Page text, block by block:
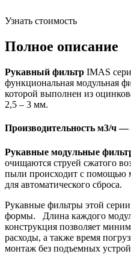
Узнать стоимость
Полное описание
Рукавный фильтр IMAS
функциональная модульная
которой выполнен из
2,5 – 3 мм.
Производительность м3/ч —
Рукавные модульные
очищаются струей сжатого
пыли происходит с помощью
для автоматического сброса.
Рукавные фильтры этой
формы. Длина каждого
конструкция позволяет
расходы, а также время
монтаж без подъемных